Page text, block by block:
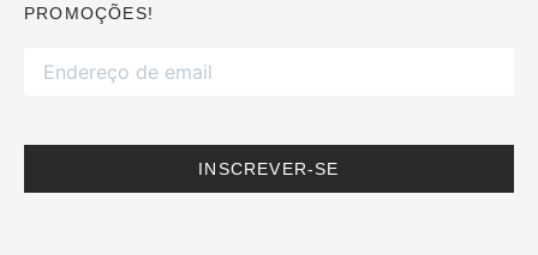
PROMOÇÕES!
INSCREVER-SE